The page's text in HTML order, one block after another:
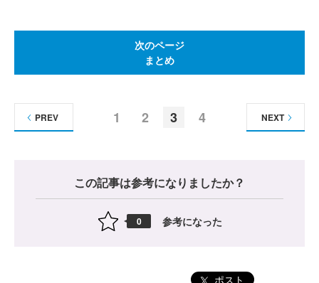
次のページ
まとめ
1 2 3 4
PREV NEXT
この記事は参考になりましたか？
0 参考になった
ポスト